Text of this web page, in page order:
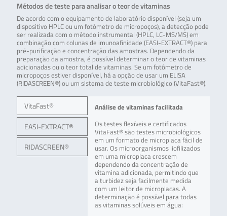
Métodos de teste para analisar o teor de vitaminas
De acordo com o equipamento de laboratório disponível (seja um
dispositivo HPLC ou um fotômetro de micropoços), a detecção pode
ser realizada com o método instrumental (HPLC, LC-MS/MS) em
combinação com colunas de imunoafinidade (EASI-EXTRACT®) para
pré-purificação e concentração das amostras. Dependendo da
preparação da amostra, é possível determinar o teor de vitaminas
adicionadas ou o teor total de vitaminas. Se um fotômetro de
micropoços estiver disponível, há a opção de usar um ELISA
(RIDASCREEN®) ou um sistema de teste microbiológico (VitaFast®).
VitaFast®
EASI-EXTRACT®
RIDASCREEN®
Análise de vitaminas facilitada
Os testes flexíveis e certificados
VitaFast® são testes microbiológicos
em um formato de microplaca fácil de
usar. Os microorganismos liofilizados
em uma microplaca crescem
dependendo da concentração de
vitamina adicionada, permitindo que
a turbidez seja facilmente medida
com um leitor de microplacas. A
determinação é possível para todas
as vitaminas solúveis em água: